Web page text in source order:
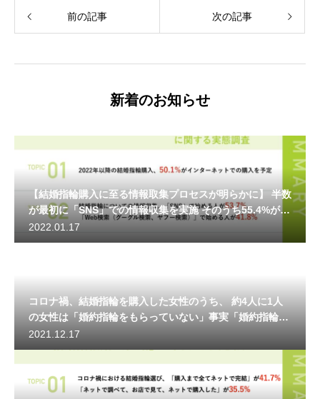
前の記事 次の記事
新着のお知らせ
【結婚指輪購入に至る情報取集プロセスが明らかに】 半数
が最初に「SNS」での情報収集を実施 そのうち55.4%が
「Instagram」を参考
2022.01.17
コロナ禍、結婚指輪を購入した女性のうち、 約4人に1人
の女性は「婚約指輪をもらっていない」事実「婚約指輪は
いらない」と伝える女性の心理とは
2021.12.17